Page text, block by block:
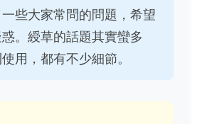
些大家常問的問題，希望
。綬草的話題其實蠻多
用，都有不少細節。